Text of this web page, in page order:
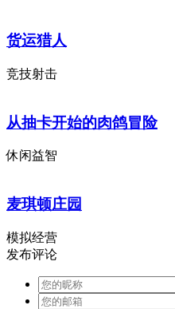
货运猎人
竞技射击
从抽卡开始的肉鸽冒险
休闲益智
麦琪顿庄园
模拟经营
发布评论